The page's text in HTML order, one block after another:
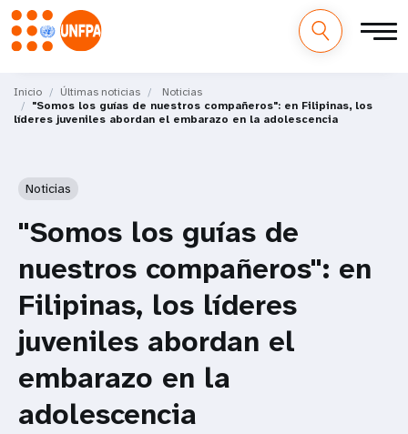
contenido
principal
M
a
Inicio Últimas noticias
Noticias
"Somos los guías de nuestros compañeros": en Filipinas, los
líderes juveniles abordan el embarazo en la adolescencia
Noticias
"Somos los guías de
nuestros compañeros": en
Filipinas, los líderes
juveniles abordan el
embarazo en la
adolescencia